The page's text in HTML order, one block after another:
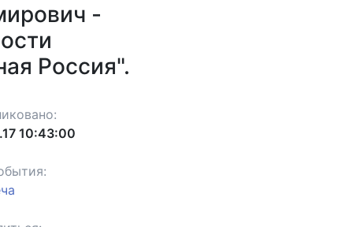
-
Россия".
10:43:00